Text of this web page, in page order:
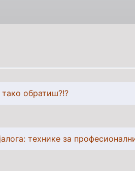
обратиш?!?
технике за